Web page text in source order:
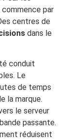
par
centres de
dans le
conduit
Le
de temps
la marque.
le serveur
passante.
réduisent